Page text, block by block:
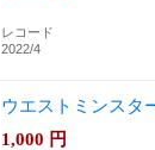
レコード
2022/4
ウエストミンスタ
1,000 円